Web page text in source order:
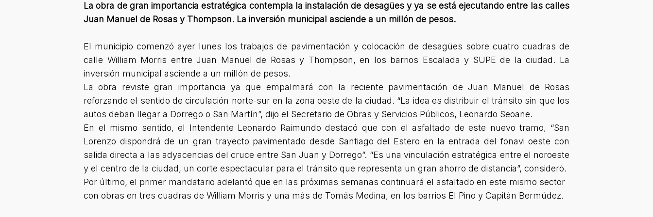
La obra de gran importancia estratégica contempla la instalación de desagües y ya se está ejecutando entre las calles
Juan Manuel de Rosas y Thompson. La inversión municipal asciende a un millón de pesos.
El municipio comenzó ayer lunes los trabajos de pavimentación y colocación de desagües sobre cuatro cuadras de
calle William Morris entre Juan Manuel de Rosas y Thompson, en los barrios Escalada y SUPE de la ciudad. La
inversión municipal asciende a un millón de pesos.
La obra reviste gran importancia ya que empalmará con la reciente pavimentación de Juan Manuel de Rosas
reforzando el sentido de circulación norte-sur en la zona oeste de la ciudad. “La idea es distribuir el tránsito sin que los
autos deban llegar a Dorrego o San Martín”, dijo el Secretario de Obras y Servicios Públicos, Leonardo Seoane.
En el mismo sentido, el Intendente Leonardo Raimundo destacó que con el asfaltado de este nuevo tramo, “San
Lorenzo dispondrá de un gran trayecto pavimentado desde Santiago del Estero en la entrada del fonavi oeste con
salida directa a las adyacencias del cruce entre San Juan y Dorrego”. “Es una vinculación estratégica entre el noroeste
y el centro de la ciudad, un corte espectacular para el tránsito que representa un gran ahorro de distancia”, consideró.
Por último, el primer mandatario adelantó que en las próximas semanas continuará el asfaltado en este mismo sector
con obras en tres cuadras de William Morris y una más de Tomás Medina, en los barrios El Pino y Capitán Bermúdez.